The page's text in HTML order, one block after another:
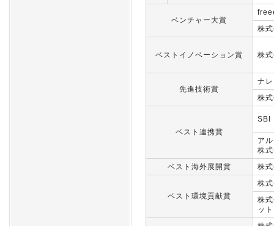
ベンチャー大賞
株
ベストイノベーション賞 株
先進技術賞
ナ
株
ベスト連携賞
SBI
ア
株
ベスト海外展開賞
株
ベスト環境貢献賞
株
株
ッ